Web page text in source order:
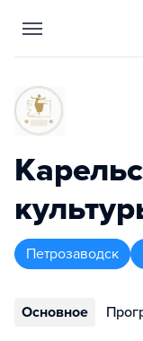
Петрозаводск
Основное